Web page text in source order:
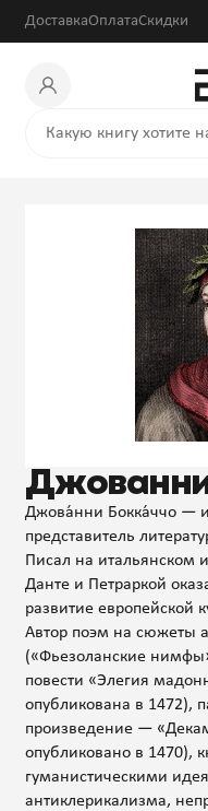
ДоставкаОплатаСкидки
Джова́нни Бокка́ччо —
представитель
Писал на итальянском
Данте и Петраркой
развитие европейской
Автор поэм на сюжеты
(«Фьезоланские
повести «Элегия
опубликована в 1472),
произведение —
опубликовано в 1470),
гуманистическими
антиклерикализма,